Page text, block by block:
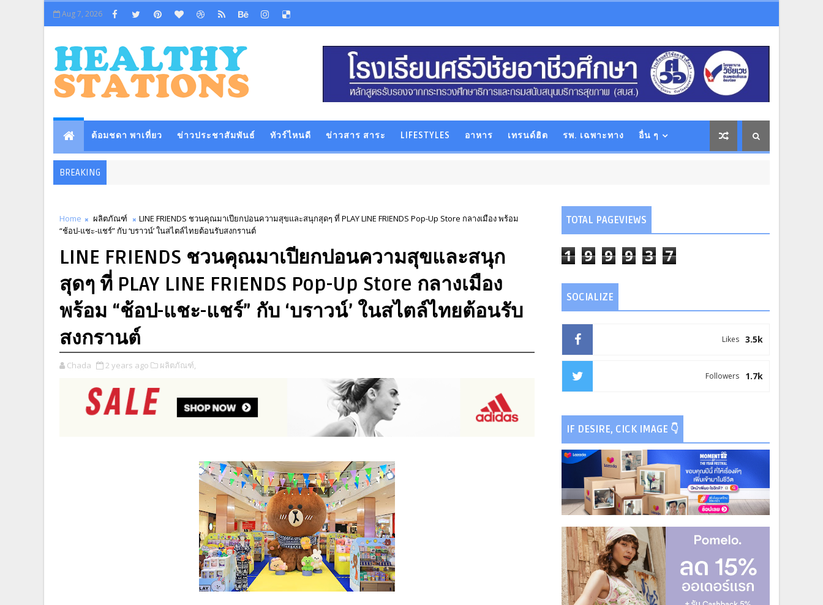
Aug 7, 2026
ต้อมชดา พาเที่ยว ข่าวประชาสัมพันธ์ ทัวร์ไหนดี ข่าวสาร สาระ LIFESTYLES อาหาร เทรนด์ฮิต รพ. เฉพาะทาง อื่น ๆ
BREAKING
Home ผลิตภัณฑ์
LINE FRIENDS ชวนคุณมาเปียกปอนความสุขและสนุกสุดๆ ที่ PLAY LINE FRIENDS Pop-Up Store กลางเมือง พร้อม
“ช้อป-แชะ-แชร์” กับ ‘บราวน์’ ในสไตล์ไทยต้อนรับสงกรานต์
LINE FRIENDS ชวนคุณมาเปียกปอนความสุขและสนุก
สุดๆ ที่ PLAY LINE FRIENDS Pop-Up Store กลางเมือง
พร้อม “ช้อป-แชะ-แชร์” กับ ‘บราวน์’ ในสไตล์ไทยต้อนรับ
สงกรานต์
Chada 2 years ago ผลิตภัณฑ์,
TOTAL PAGEVIEWS
1 9 9 9 3 7
SOCIALIZE
3.5k
Likes
1.7k
Followers
IF DESIRE, CICK IMAGE 👇